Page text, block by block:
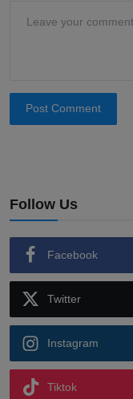
Post Comment
Follow Us
Facebook
Twitter
Instagram
Tiktok